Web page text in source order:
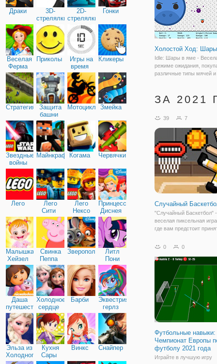
Драки
3D-
стрелялки
2D-
стрелялки
Гонки
Веселая
Ферма
Приколы
Игры на
время
Кликеры
Стратегия
Защита
башни
МотоциклыЗмейка
Звездные
войны
МайнкрафтКогама Червячки
Лего
Лего
Сити
Лего
Нексо
Найтс
Принцессы
Диснея
Малышка
Хейзел
Свинка
Пеппа
Зверополис
Литл
Пони
Дружба
Даша
путешественница
Холодное
сердце
Барби
Эквестрия
герлз
Эльза из
Холодного
сердца
Кухня
Сары
Винкс Снайпер
Холостой Ход:
Idle: Шары в яме -
режиме ожидания,
различные типы мячей и
нужно накапливать
чтобы использовать их
ЗА 2021
39 7
Случайный
"Случайный Баскетбол"
веселая пиксельная
где вам предстоит
соревнованиях, в
играет простое везение!
можете играть в
0 0
Футбольные навыки:
Чемпионат Европы
футболу 2021 года
Играйте в лучшую игру